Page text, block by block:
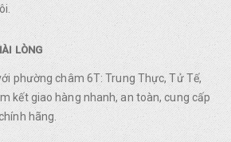
LÒNG
phường châm 6T: Trung Thực, Tử Tế,
kết giao hàng nhanh, an toàn, cung cấp
hãng.